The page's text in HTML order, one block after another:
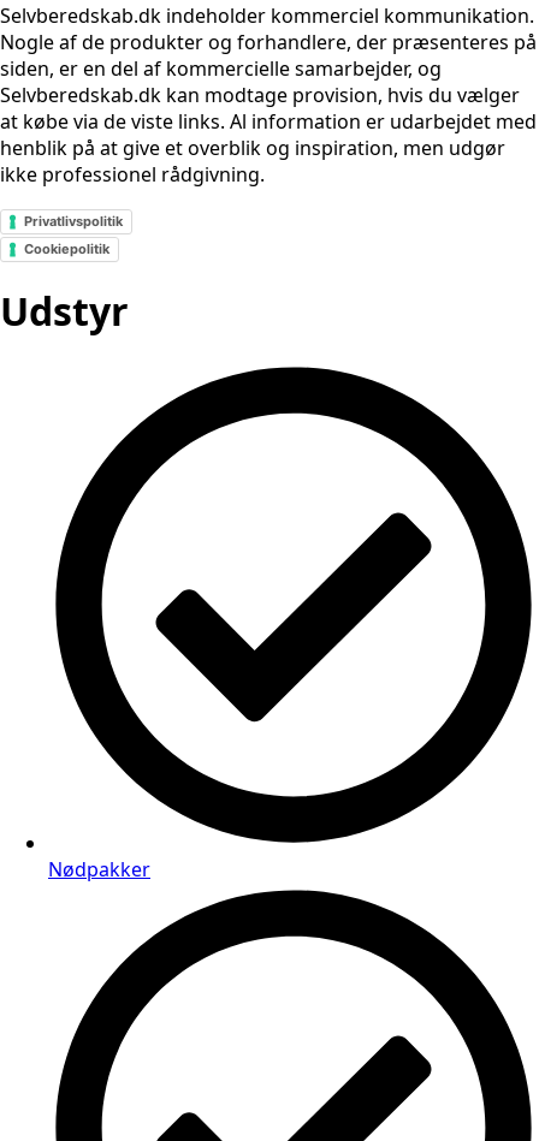
Selvberedskab.dk indeholder kommerciel kommunikation.
Nogle af de produkter og forhandlere, der præsenteres på
siden, er en del af kommercielle samarbejder, og
Selvberedskab.dk kan modtage provision, hvis du vælger
at købe via de viste links. Al information er udarbejdet med
henblik på at give et overblik og inspiration, men udgør
ikke professionel rådgivning.
Privatlivspolitik
Cookiepolitik
Udstyr
Nødpakker